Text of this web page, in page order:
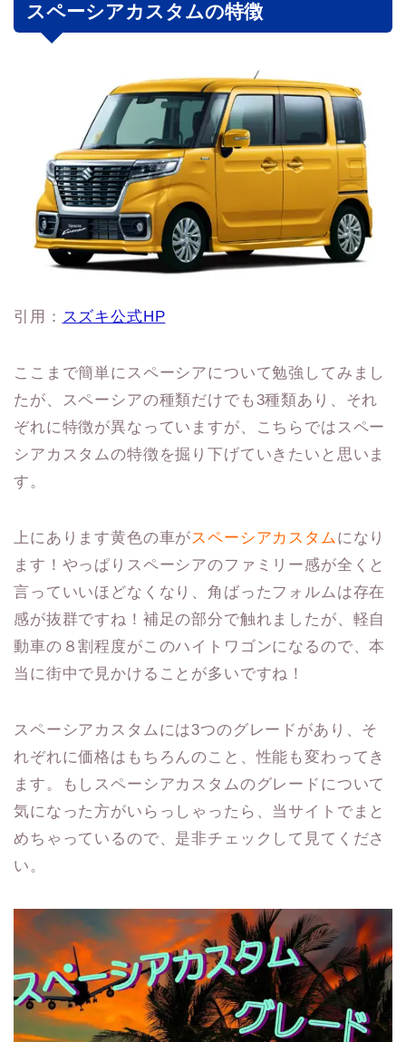
スペーシアカスタムの特徴
引用： スズキ公式HP
ここまで簡単にスペーシアについて勉強してみまし
たが、スペーシアの種類だけでも3種類あり、それ
ぞれに特徴が異なっていますが、こちらではスペー
シアカスタムの特徴を掘り下げていきたいと思いま
す。
上にあります黄色の車がスペーシアカスタムになり
ます！やっぱりスペーシアのファミリー感が全くと
言っていいほどなくなり、角ばったフォルムは存在
感が抜群ですね！補足の部分で触れましたが、軽自
動車の８割程度がこのハイトワゴンになるので、本
当に街中で見かけることが多いですね！
スペーシアカスタムには3つのグレードがあり、そ
れぞれに価格はもちろんのこと、性能も変わってき
ます。もしスペーシアカスタムのグレードについて
気になった方がいらっしゃったら、当サイトでまと
めちゃっているので、是非チェックして見てくださ
い。